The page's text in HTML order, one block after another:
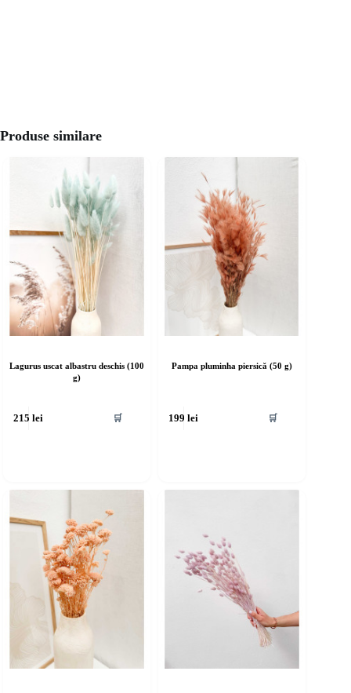
Produse similare
Lagurus uscat albastru deschis (100
g)
215lei 🛒
Pampa pluminha piersică (50 g)
199lei 🛒